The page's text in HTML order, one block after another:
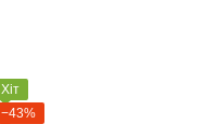
Хіт
−43%